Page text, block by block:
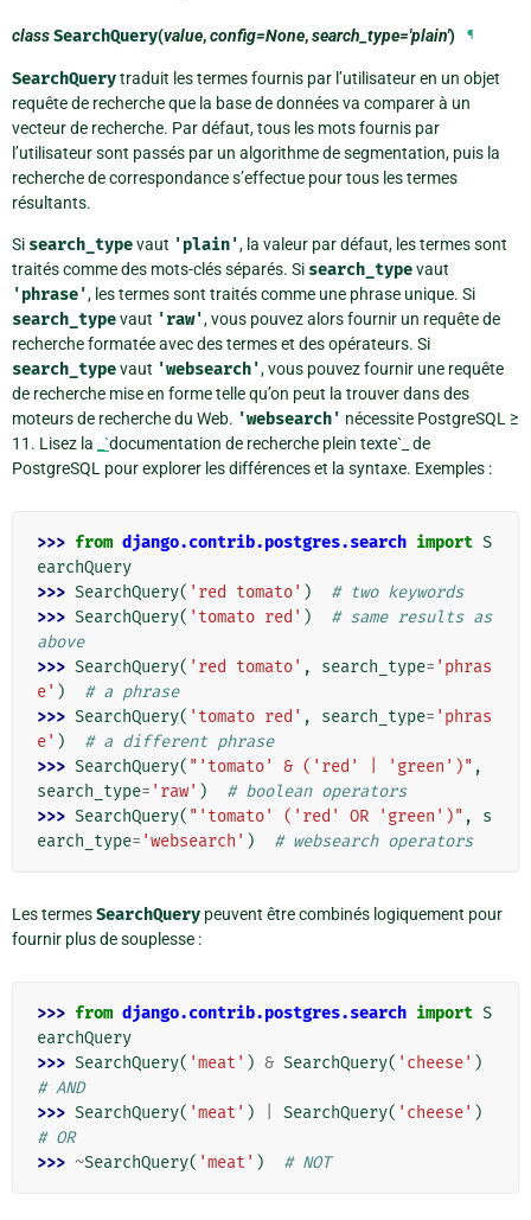
classSearchQuery(value,config=None,search_type='plain') ¶
SearchQuerytraduit les termes fournis par l’utilisateur en un objet
requête de recherche que la base de données va comparer à un
vecteur de recherche. Par défaut, tous les mots fournis par
l’utilisateur sont passés par un algorithme de segmentation, puis la
recherche de correspondance s’effectue pour tous les termes
résultants.
Si search_typevaut 'plain', la valeur par défaut, les termes sont
traités comme des mots-clés séparés. Si search_typevaut
'phrase', les termes sont traités comme une phrase unique. Si
search_typevaut 'raw', vous pouvez alors fournir un requête de
recherche formatée avec des termes et des opérateurs. Si
search_typevaut 'websearch', vous pouvez fournir une requête
de recherche mise en forme telle qu’on peut la trouver dans des
moteurs de recherche du Web. 'websearch' nécessite PostgreSQL ≥
11. Lisez la
_`documentation de recherche plein texte`_ de
PostgreSQL pour explorer les différences et la syntaxe. Exemples :
>>> from django.contrib.postgres.search import S
earchQuery
>>> SearchQuery( 'red tomato' )
# two keywords
>>> SearchQuery( 'tomato red' )
# same results as
above
>>> SearchQuery( 'red tomato' , search_type= 'phras
e' )
# a phrase
>>> SearchQuery( 'tomato red' , search_type= 'phras
e' )
# a different phrase
>>> SearchQuery( "'tomato' & ('red' | 'green')" ,
search_type= 'raw' )
# boolean operators
>>> SearchQuery( "'tomato' ('red' OR 'green')" ,
s
earch_type= 'websearch' ) # websearch operators
Les termesSearchQuery peuvent être combinés logiquement pour
fournir plus de souplesse :
>>> from django.contrib.postgres.search import S
earchQuery
>>> SearchQuery( 'meat' ) & SearchQuery( 'cheese' )
# AND
>>> SearchQuery( 'meat' ) SearchQuery( 'cheese' )
# OR
>>> ~SearchQuery( 'meat' ) # NOT